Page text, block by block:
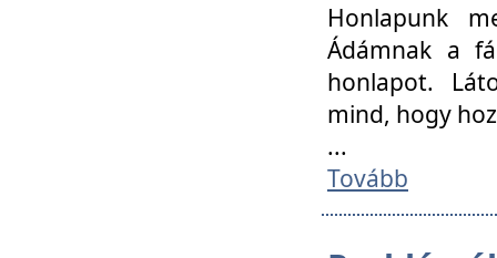
Honlapunk
Ádámnak a
honlapot.
mind, hogy
...
Tovább